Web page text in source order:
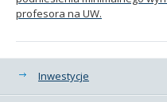
profesora na UW.
Kategorie
Inwestycje